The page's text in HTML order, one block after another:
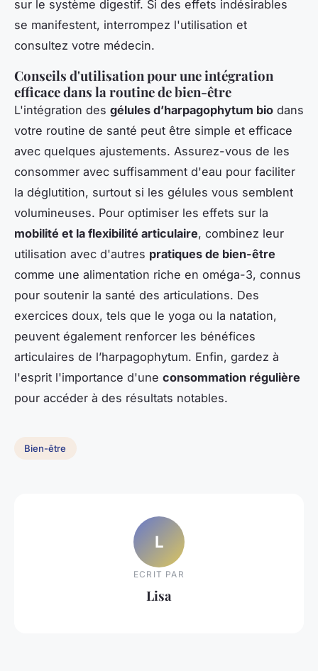
sur le système digestif. Si des effets indésirables
se manifestent, interrompez l'utilisation et
consultez votre médecin.
Conseils d'utilisation pour une intégration
efficace dans la routine de bien-être
L'intégration des gélules d’harpagophytum bio dans
votre routine de santé peut être simple et efficace
avec quelques ajustements. Assurez-vous de les
consommer avec suffisamment d'eau pour faciliter
la déglutition, surtout si les gélules vous semblent
volumineuses. Pour optimiser les effets sur la
mobilité et la flexibilité articulaire, combinez leur
utilisation avec d'autres pratiques de bien-être
comme une alimentation riche en oméga-3, connus
pour soutenir la santé des articulations. Des
exercices doux, tels que le yoga ou la natation,
peuvent également renforcer les bénéfices
articulaires de l’harpagophytum. Enfin, gardez à
l'esprit l'importance d'une consommation régulière
pour accéder à des résultats notables.
Bien-être
L
ECRIT PAR
Lisa